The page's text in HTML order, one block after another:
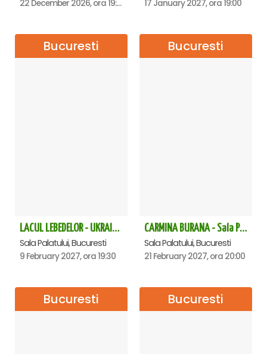
22 December 2026, ora 19:00 17 January 2027, ora 19:00
Bucuresti
LACUL LEBEDELOR - UKRAINIAN CLASSICAL BALLET - Bucuresti
Sala Palatului, Bucuresti
9 February 2027, ora 19:30
Bucuresti
CARMINA BURANA - Sala Palatului
Sala Palatului, Bucuresti
21 February 2027, ora 20:00
Bucuresti Bucuresti